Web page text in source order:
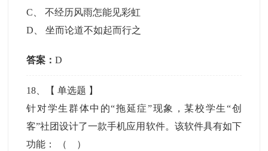
C 、不经历风雨怎能见彩虹
D 、坐而论道不如起而行之
答案：D
18 、【单选题 】
针对学生群体中的“拖延症”现象，某校学生“创
客”社团设计了一款手机应用软件。该软件具有如下
功能： （ ）